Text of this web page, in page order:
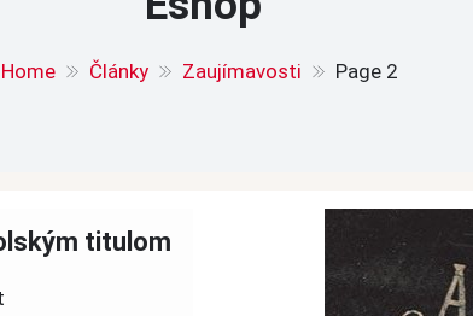
Home Články Zaujímavosti Page 2
titulom
on